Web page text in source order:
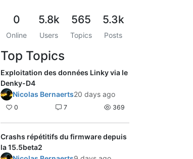
0
Online
5.8k
Users
565
Topics
5.3k
Posts
Top Topics
Exploitation des données Linky via le
Denky-D4
Nicolas Bernaerts20 days ago
0 7 369
Crashs répétitifs du firmware depuis
la 15.5beta2